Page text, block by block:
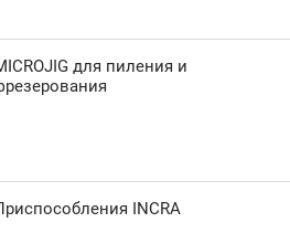
для пиления и
INCRA